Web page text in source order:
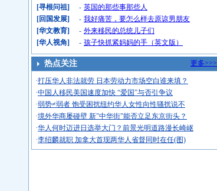
[寻根问祖]
[回国发展]
[华文教育]
[华人视角]
- 英国的那些事那些人
- 我好痛苦，要怎么样去原谅男朋友
- 外来移民的总统儿子们
- 孩子快抓紧妈妈的手（英文版）
热点关注 更多>>>
·打压华人非法就劳 日本劳动力市场空白谁来填？
·中国人移民美国速度加快 “爱国”与否引争议
·弱势≠弱者 饱受困扰纽约华人女性向性骚扰说不
·境外华商屡碰壁 新"中华街"能否立足东京街头？
·华人何时迈进日选举大门？前景光明道路漫长崎岖
·李绍麟就职 加拿大首现两华人省督同时在任(图)